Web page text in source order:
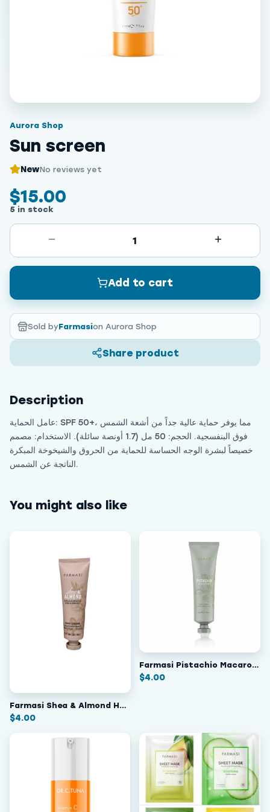
Aurora Shop
Sun screen
NewNo reviews yet
$15.00
5 in stock
1
Add to cart
Sold byFarmasion Aurora Shop
Share product
Description
عامل الحماية: SPF 50+، مما يوفر حماية عالية جداً من أشعة الشمس
فوق البنفسجية. الحجم: 50 مل (1.7 أونصة سائلة). الاستخدام: مصمم
خصيصاً لبشرة الوجه الحساسة للحماية من الحروق والشيخوخة المبكرة
الناتجة عن الشمس.
You might also like
Farmasi Shea & Almond Hand Cream
$4.00
Farmasi Pistachio Macaron Hand Cream
$4.00